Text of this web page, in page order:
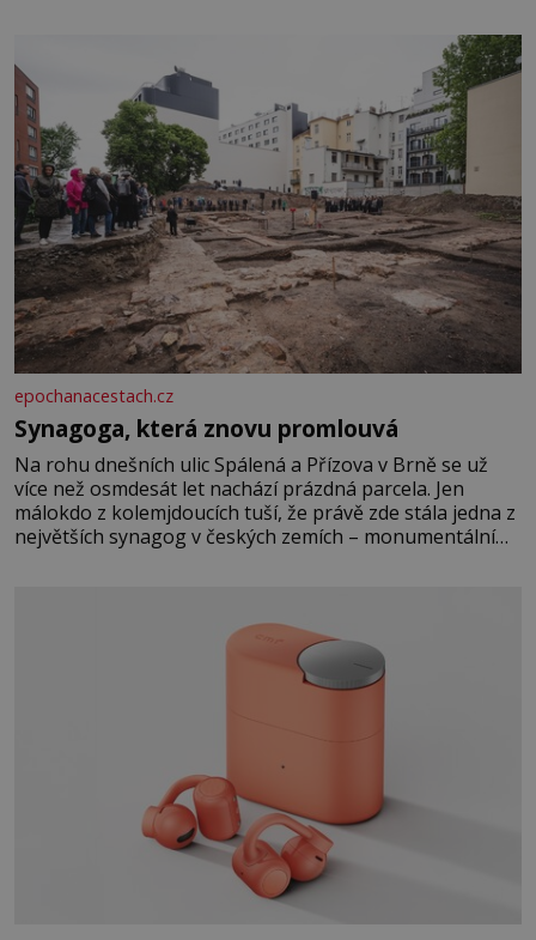
nedostane. Až jednou se na letišti ozve věta, která změní
epochanacestach.cz
Synagoga, která znovu promlouvá
Na rohu dnešních ulic Spálená a Přízova v Brně se už
více než osmdesát let nachází prázdná parcela. Jen
málokdo z kolemjdoucích tuší, že právě zde stála jedna z
největších synagog v českých zemích – monumentální